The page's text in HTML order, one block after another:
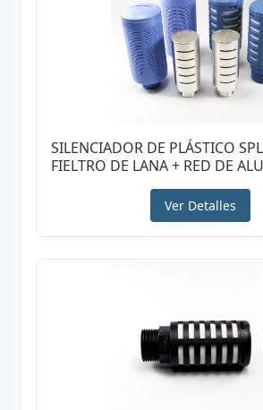
SILENCIADOR DE PLÁSTICO
FIELTRO DE LANA + RED DE
Ver Detalles